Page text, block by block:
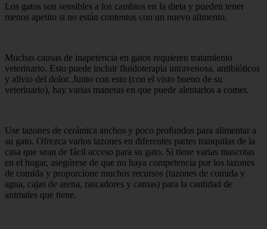
Los gatos son sensibles a los cambios en la dieta y pueden tener
menos apetito si no están contentos con un nuevo alimento.
Muchas causas de inapetencia en gatos requieren tratamiento
veterinario. Esto puede incluir fluidoterapia intravenosa, antibióticos
y alivio del dolor. Junto con esto (con el visto bueno de su
veterinario), hay varias maneras en que puede alentarlos a comer.
Use tazones de cerámica anchos y poco profundos para alimentar a
su gato. Ofrezca varios tazones en diferentes partes tranquilas de la
casa que sean de fácil acceso para su gato. Si tiene varias mascotas
en el hogar, asegúrese de que no haya competencia por los tazones
de comida y proporcione muchos recursos (tazones de comida y
agua, cajas de arena, rascadores y camas) para la cantidad de
animales que tiene.